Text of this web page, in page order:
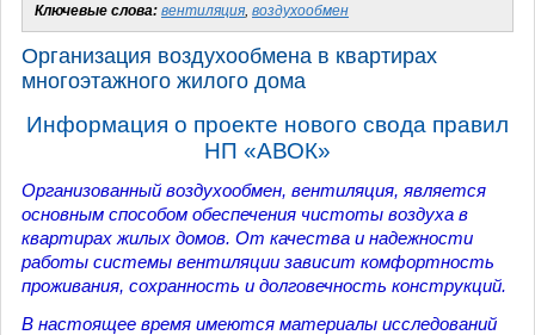
Ключевые слова: вентиляция, воздухообмен
Организация воздухообмена в квартирах
многоэтажного жилого дома
Информация о проекте нового свода правил
НП «АВОК»
Организованный воздухообмен, вентиляция, является
основным способом обеспечения чистоты воздуха в
квартирах жилых домов. От качества и надежности
работы системы вентиляции зависит комфортность
проживания, сохранность и долговечность конструкций.
В настоящее время имеются материалы исследований